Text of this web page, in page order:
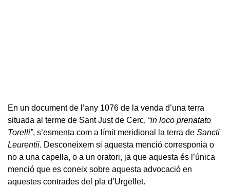
En un document de l’any 1076 de la venda d’una terra
situada al terme de Sant Just de Cerc, “in loco prenatato
Torelli”, s’esmenta com a límit meridional la terra de Sancti
Leurentii. Desconeixem si aquesta menció corresponia o
no a una capella, o a un oratori, ja que aquesta és l’única
menció que es coneix sobre aquesta advocació en
aquestes contrades del pla d’Urgellet.